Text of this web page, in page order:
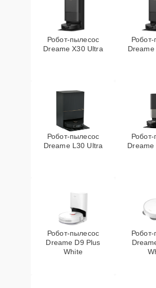
Робот-пылесос
Dreame X30 Ultra
Робот-пылесос
Dreame L30 Ultra
Dreame
Робот-пылесос
Dreame D9 Plus
White